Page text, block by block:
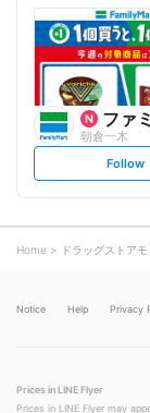
l
o
w
ファミ
朝倉一木
s
t
o
w
Follow
Home ドラッグストアモ
Notice Help Privacy
Prices in LINE Flyer
Prices in LINE Flyer may